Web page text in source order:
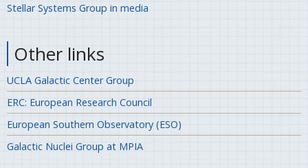
Stellar Systems Group in media
Other links
UCLA Galactic Center Group
ERC: European Research Council
European Southern Observatory (ESO)
Galactic Nuclei Group at MPIA